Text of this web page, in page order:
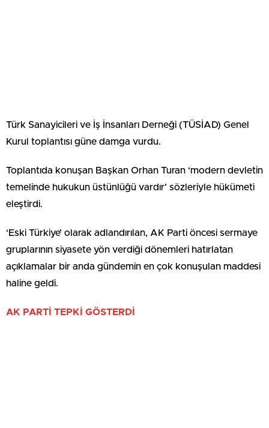
Türk Sanayicileri ve İş İnsanları Derneği (TÜSİAD) Genel
Kurul toplantısı güne damga vurdu.
Toplantıda konuşan Başkan Orhan Turan ‘modern devletin
temelinde hukukun üstünlüğü vardır’ sözleriyle hükümeti
eleştirdi.
‘Eski Türkiye’ olarak adlandırılan, AK Parti öncesi sermaye
gruplarının siyasete yön verdiği dönemleri hatırlatan
açıklamalar bir anda gündemin en çok konuşulan maddesi
haline geldi.
AK PARTİ TEPKİ GÖSTERDİ